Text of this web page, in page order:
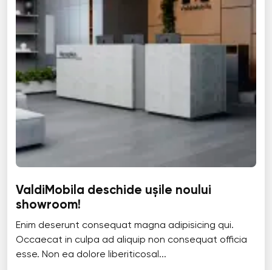
ValdiMobila deschide ușile noului
showroom!
Enim deserunt consequat magna adipisicing qui.
Occaecat in culpa ad aliquip non consequat officia
esse. Non ea dolore liberiticosal...